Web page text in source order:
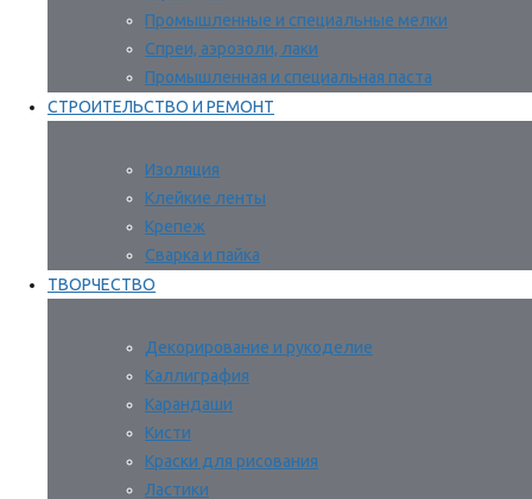
Промышленные и специальные мелки
Спреи, аэрозоли, лаки
Промышленная и специальная паста
СТРОИТЕЛЬСТВО И РЕМОНТ
Изоляция
Клейкие ленты
Крепеж
Сварка и пайка
ТВОРЧЕСТВО
Декорирование и рукоделие
Каллиграфия
Карандаши
Кисти
Краски для рисования
Ластики